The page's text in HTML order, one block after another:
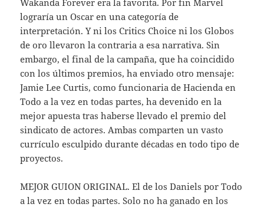
lograría un Oscar en una categoría de
interpretación. Y ni los Critics Choice ni los Globos
de oro llevaron la contraria a esa narrativa. Sin
embargo, el final de la campaña, que ha coincidido
con los últimos premios, ha enviado otro mensaje:
Jamie Lee Curtis, como funcionaria de Hacienda en
Todo a la vez en todas partes, ha devenido en la
mejor apuesta tras haberse llevado el premio del
sindicato de actores. Ambas comparten un vasto
currículo esculpido durante décadas en todo tipo de
proyectos.
MEJOR GUION ORIGINAL. El de los Daniels por Todo
a la vez en todas partes. Solo no ha ganado en los